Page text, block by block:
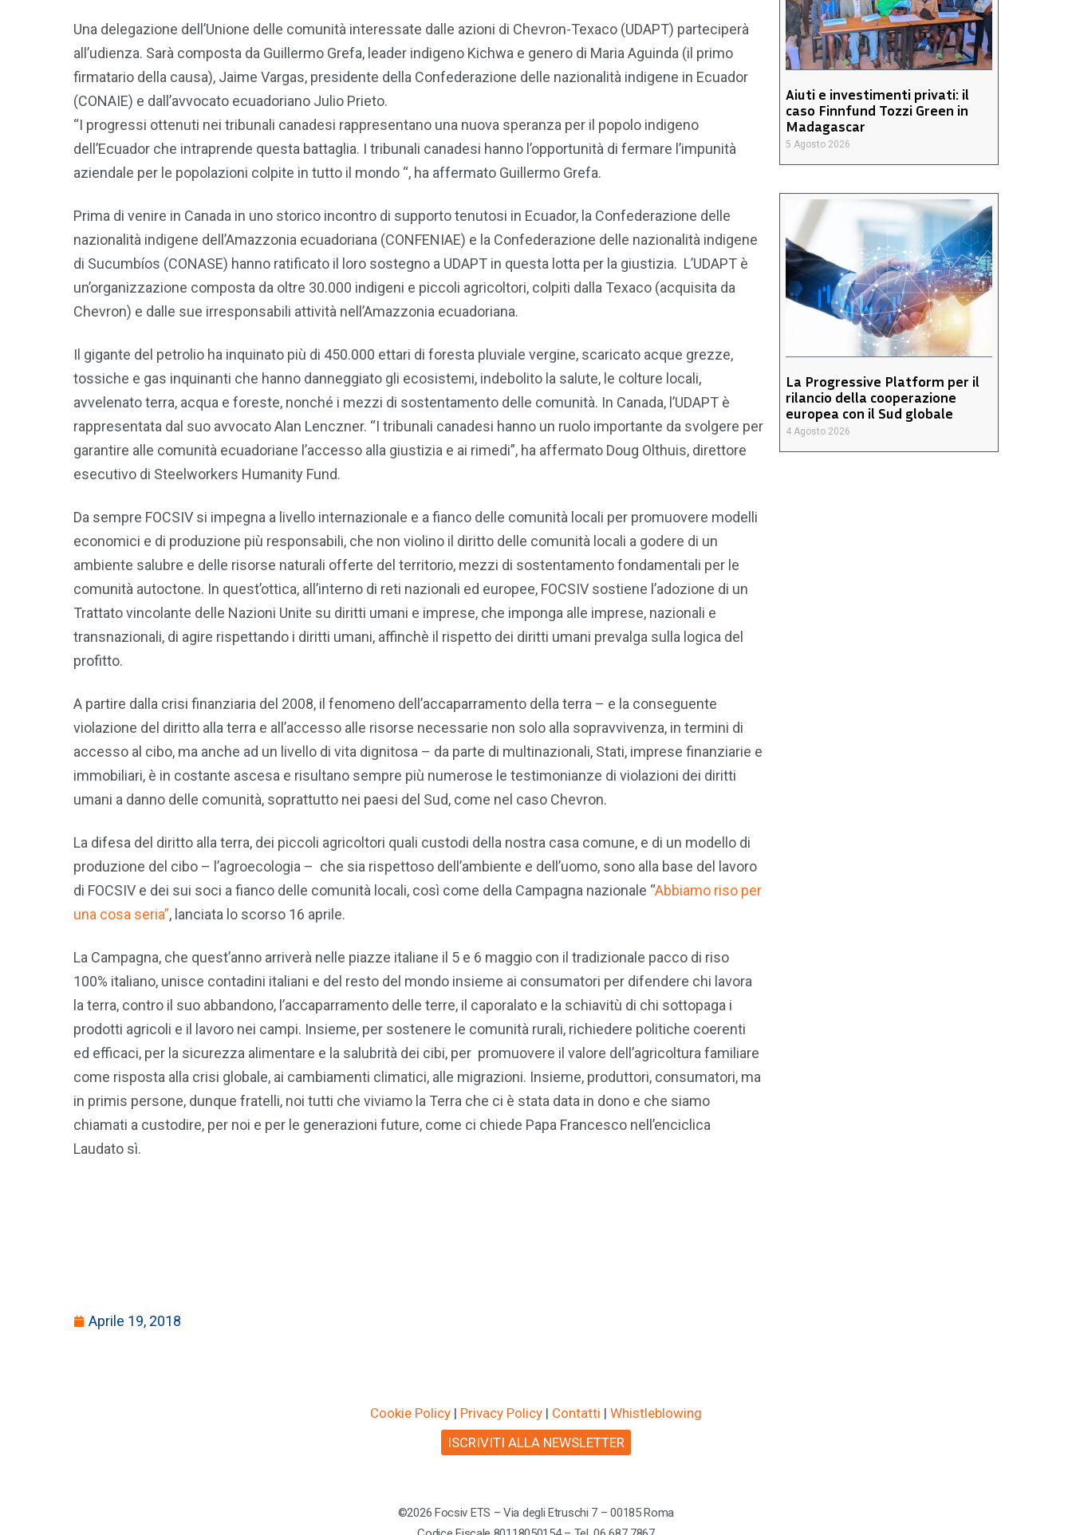
Una delegazione dell’Unione delle comunità interessate dalle azioni di Chevron-Texaco (UDAPT) parteciperà
all’udienza. Sarà composta da Guillermo Grefa, leader indigeno Kichwa e genero di Maria Aguinda (il primo
firmatario della causa), Jaime Vargas, presidente della Confederazione delle nazionalità indigene in Ecuador
(CONAIE) e dall’avvocato ecuadoriano Julio Prieto.
“I progressi ottenuti nei tribunali canadesi rappresentano una nuova speranza per il popolo indigeno
dell’Ecuador che intraprende questa battaglia. I tribunali canadesi hanno l’opportunità di fermare l’impunità
aziendale per le popolazioni colpite in tutto il mondo “, ha affermato Guillermo Grefa.
Prima di venire in Canada in uno storico incontro di supporto tenutosi in Ecuador, la Confederazione delle
nazionalità indigene dell’Amazzonia ecuadoriana (CONFENIAE) e la Confederazione delle nazionalità indigene
di Sucumbíos (CONASE) hanno ratificato il loro sostegno a UDAPT in questa lotta per la giustizia. L’UDAPT è
un’organizzazione composta da oltre 30.000 indigeni e piccoli agricoltori, colpiti dalla Texaco (acquisita da
Chevron) e dalle sue irresponsabili attività nell’Amazzonia ecuadoriana.
Il gigante del petrolio ha inquinato più di 450.000 ettari di foresta pluviale vergine, scaricato acque grezze,
tossiche e gas inquinanti che hanno danneggiato gli ecosistemi, indebolito la salute, le colture locali,
avvelenato terra, acqua e foreste, nonché i mezzi di sostentamento delle comunità. In Canada, l’UDAPT è
rappresentata dal suo avvocato Alan Lenczner. “I tribunali canadesi hanno un ruolo importante da svolgere per
garantire alle comunità ecuadoriane l’accesso alla giustizia e ai rimedi”, ha affermato Doug Olthuis, direttore
esecutivo di Steelworkers Humanity Fund.
Da sempre FOCSIV si impegna a livello internazionale e a fianco delle comunità locali per promuovere modelli
economici e di produzione più responsabili, che non violino il diritto delle comunità locali a godere di un
ambiente salubre e delle risorse naturali offerte del territorio, mezzi di sostentamento fondamentali per le
comunità autoctone. In quest’ottica, all’interno di reti nazionali ed europee, FOCSIV sostiene l’adozione di un
Trattato vincolante delle Nazioni Unite su diritti umani e imprese, che imponga alle imprese, nazionali e
transnazionali, di agire rispettando i diritti umani, affinchè il rispetto dei diritti umani prevalga sulla logica del
profitto.
A partire dalla crisi finanziaria del 2008, il fenomeno dell’accaparramento della terra – e la conseguente
violazione del diritto alla terra e all’accesso alle risorse necessarie non solo alla sopravvivenza, in termini di
accesso al cibo, ma anche ad un livello di vita dignitosa – da parte di multinazionali, Stati, imprese finanziarie e
immobiliari, è in costante ascesa e risultano sempre più numerose le testimonianze di violazioni dei diritti
umani a danno delle comunità, soprattutto nei paesi del Sud, come nel caso Chevron.
La difesa del diritto alla terra, dei piccoli agricoltori quali custodi della nostra casa comune, e di un modello di
produzione del cibo – l’agroecologia – che sia rispettoso dell’ambiente e dell’uomo, sono alla base del lavoro
di FOCSIV e dei sui soci a fianco delle comunità locali, così come della Campagna nazionale “Abbiamo riso per
una cosa seria”, lanciata lo scorso 16 aprile.
La Campagna, che quest’anno arriverà nelle piazze italiane il 5 e 6 maggio con il tradizionale pacco di riso
100% italiano, unisce contadini italiani e del resto del mondo insieme ai consumatori per difendere chi lavora
la terra, contro il suo abbandono, l’accaparramento delle terre, il caporalato e la schiavitù di chi sottopaga i
prodotti agricoli e il lavoro nei campi. Insieme, per sostenere le comunità rurali, richiedere politiche coerenti
ed efficaci, per la sicurezza alimentare e la salubrità dei cibi, per promuovere il valore dell’agricoltura familiare
come risposta alla crisi globale, ai cambiamenti climatici, alle migrazioni. Insieme, produttori, consumatori, ma
in primis persone, dunque fratelli, noi tutti che viviamo la Terra che ci è stata data in dono e che siamo
chiamati a custodire, per noi e per le generazioni future, come ci chiede Papa Francesco nell’enciclica
Laudato sì.
Aprile 19, 2018
Aiuti e investimenti privati: il
caso Finnfund Tozzi Green in
Madagascar
5 Agosto 2026
La Progressive Platform per il
rilancio della cooperazione
europea con il Sud globale
4 Agosto 2026
Cookie Policy | Privacy Policy | Contatti | Whistleblowing
ISCRIVITI ALLA NEWSLETTER
©2026 Focsiv ETS – Via degli Etruschi 7 – 00185 Roma